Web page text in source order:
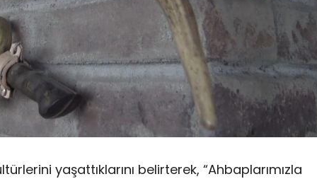
yaşattıklarını belirterek, “Ahbaplarımızla